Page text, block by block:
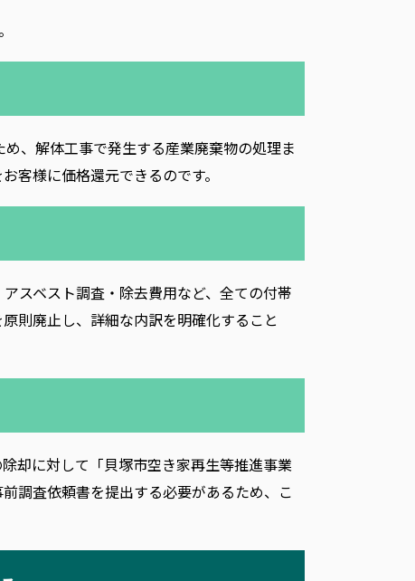
め、解体工事で発生する産業廃棄物の処理ま
客様に価格還元できるのです。
スベスト調査・除去費用など、全ての付帯
則廃止し、詳細な内訳を明確化すること
却に対して「貝塚市空き家再生等推進事業
前調査依頼書を提出する必要があるため、こ